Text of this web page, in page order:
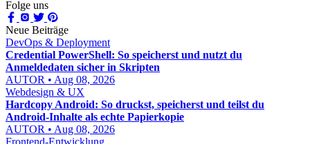
Folge uns
Neue Beiträge
DevOps & Deployment
Credential PowerShell: So speicherst und nutzt du
Anmeldedaten sicher in Skripten
AUTOR • Aug 08, 2026
Webdesign & UX
Hardcopy Android: So druckst, speicherst und teilst du
Android-Inhalte als echte Papierkopie
AUTOR • Aug 08, 2026
Frontend-Entwicklung